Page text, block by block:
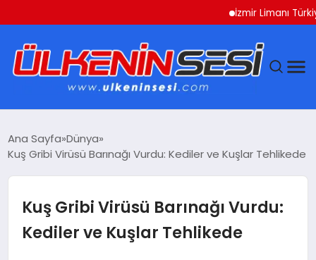
İzmir Limanı Türkiye
EKONOMI
GÜNDEM
MAGAZIN
Ana Sayfa Dünya
Kuş Gribi Virüsü Barınağı Vurdu: Kediler ve Kuşlar Tehlikede
Kuş Gribi Virüsü Barınağı Vurdu:
Kediler ve Kuşlar Tehlikede